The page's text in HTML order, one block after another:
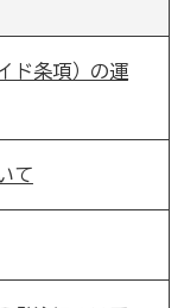
ド条項）の運
て